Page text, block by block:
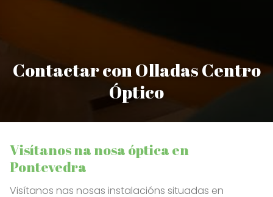
Contactar con Olladas Centro
Óptico
Visítanos na nosa óptica en
Pontevedra
Visítanos nas nosas instalacións situadas en